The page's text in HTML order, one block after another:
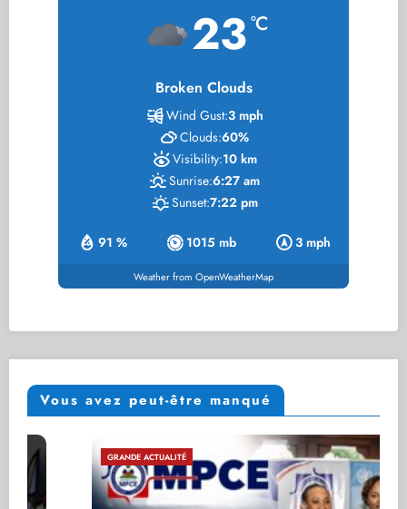
23°C
Broken Clouds
91 % 1015 mb 3 mph
Wind Gust:3 mph
Clouds:60%
Visibility:10 km
Sunrise:6:27 am
Sunset:7:22 pm
Weather from OpenWeatherMap
Vous avez peut-être manqué
GRANDE ACTUALITÉ